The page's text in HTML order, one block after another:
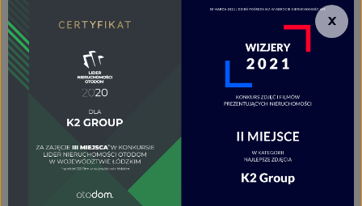
WYPOSAŻENIE KUCHNI
wyposażenie drobne, szafki
kuchenne, stół, płyta
indukcyjna, piekarnik
elektryczny, mikrofalówka,
meble kuchenne na wymiar,
lodówko-zamrażarka,,
zmywarka, zabudowa
kuchenna
GLAZURA ŁAZIENKI
×